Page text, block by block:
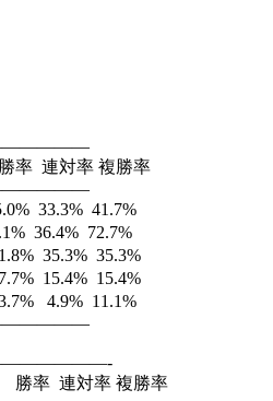
連対率 複勝率
33.3% 41.7%
36.4% 72.7%
35.3% 35.3%
15.4% 15.4%
4.9% 11.1%
連対率 複勝率